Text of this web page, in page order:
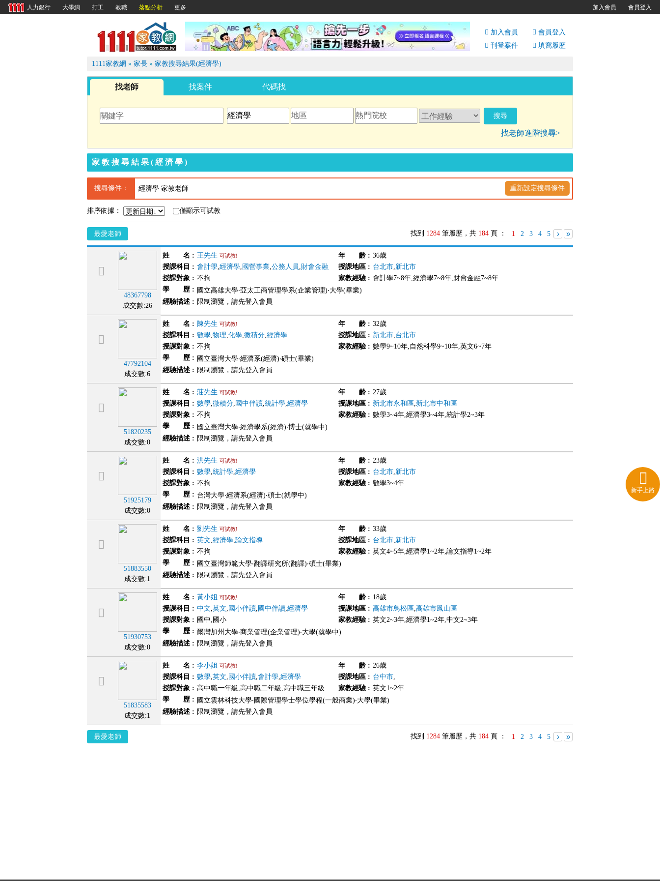
1111家教網
加入會員 會員登入
新手上路
刊登案件 填寫履歷
1111家教網 » 家長 » 家教搜尋結果(經濟學)
找老師 找案件 代碼找
找老師進階搜尋>
家教搜尋結果(經濟學)
搜尋條件： 經濟學 家教老師 重新設定搜尋條件
排序依據： 僅顯示可試教
最愛老師 找到 1284 筆履歷，共 184 頁 ： 1 2 3 4 5 › »
48367798
成交數:26
姓 名 : 王先生 可試教! 年 齡: 36歲
授課科目 : 會計學,經濟學, 國營事業,公務人員 ,財會金融 授課地區: 台北市,新北市
授課對象 : 不拘 家教經驗: 會計學7~8年,經濟學7~8年,財會金融7~8年
學 歷 : 國立高雄大學‧亞太工商管理學系(企業管理)‧大學(畢業)
經驗描述 : 限制瀏覽，請先登入會員
47792104
成交數:6
姓 名 : 陳先生 可試教! 年 齡: 32歲
授課科目 : 數學,物理,化學,微積分,經濟學 授課地區: 新北市,台北市
授課對象 : 不拘 家教經驗: 數學9~10年,自然科學9~10年,英文6~7年
學 歷 : 國立臺灣大學‧經濟系(經濟)‧碩士(畢業)
經驗描述 : 限制瀏覽，請先登入會員
51820235
成交數:0
姓 名 : 莊先生 可試教! 年 齡: 27歲
授課科目 : 數學,微積分, 國中伴讀,統計學,經濟學 授課地區: 新北市永和區,新北市中和區
授課對象 : 不拘 家教經驗: 數學3~4年,經濟學3~4年,統計學2~3年
學 歷 : 國立臺灣大學‧經濟學系(經濟)‧博士(就學中)
經驗描述 : 限制瀏覽，請先登入會員
51925179
成交數:0
姓 名 : 洪先生 可試教! 年 齡: 23歲
授課科目 : 數學,統計學,經濟學 授課地區: 台北市,新北市
授課對象 : 不拘 家教經驗: 數學3~4年
學 歷 : 台灣大學‧經濟系(經濟)‧碩士(就學中)
經驗描述 : 限制瀏覽，請先登入會員
51883550
成交數:1
姓 名 : 劉先生 可試教! 年 齡: 33歲
授課科目 : 英文,經濟學,論文指導 授課地區: 台北市,新北市
授課對象 : 不拘 家教經驗: 英文4~5年,經濟學1~2年,論文指導1~2年
學 歷 : 國立臺灣師範大學‧翻譯研究所(翻譯)‧碩士(畢業)
經驗描述 : 限制瀏覽，請先登入會員
51930753
成交數:0
姓 名 : 黃小姐 可試教! 年 齡: 18歲
授課科目 : 中文,英文, 國小伴讀, 國中伴讀,經濟學 授課地區: 高雄市鳥松區,高雄市鳳山區
授課對象 : 國中,國小 家教經驗: 英文2~3年,經濟學1~2年,中文2~3年
學 歷 : 爾灣加州大學‧商業管理(企業管理)‧大學(就學中)
經驗描述 : 限制瀏覽，請先登入會員
51835583
成交數:1
姓 名 : 李小姐 可試教! 年 齡: 26歲
授課科目 : 數學,英文, 國小伴讀,會計學,經濟學 授課地區: 台中市,
授課對象 : 高中職一年級,高中職二年級,高中職三年級 家教經驗: 英文1~2年
學 歷 : 國立雲林科技大學‧國際管理學士學位學程(一般商業)‧大學(畢業)
經驗描述 : 限制瀏覽，請先登入會員
最愛老師 找到 1284 筆履歷，共 184 頁 ： 1 2 3 4 5 › »
人力銀行 大學網 打工 教職 落點分析 更多 加入會員 會員登入